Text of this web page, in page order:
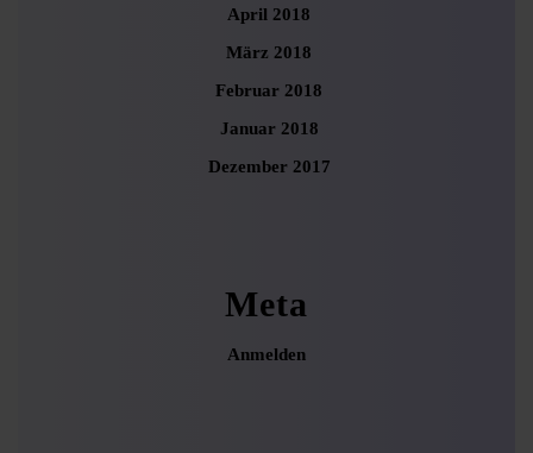
April 2018
März 2018
Februar 2018
Januar 2018
Dezember 2017
Meta
Anmelden